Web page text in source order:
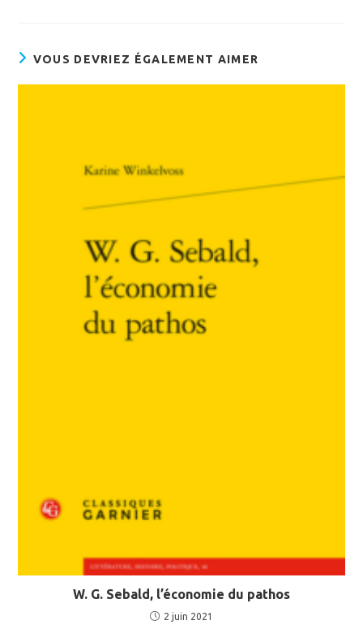
VOUS DEVRIEZ ÉGALEMENT AIMER
W. G. Sebald, l’économie du pathos
2 juin 2021